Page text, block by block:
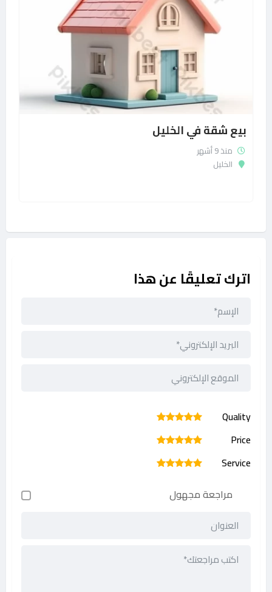
بيع شقة في الخليل
منذ 9 أشهر
الخليل
اترك تعليقًا عن هذا
Quality
5
4
3
2
Price
5
4
3
2
Service
5
4
3
2
مراجعة مجهول